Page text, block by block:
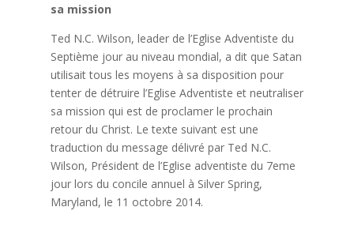
sa mission
Ted N.C. Wilson, leader de l’Eglise Adventiste du
Septième jour au niveau mondial, a dit que Satan
utilisait tous les moyens à sa disposition pour
tenter de détruire l’Eglise Adventiste et neutraliser
sa mission qui est de proclamer le prochain
retour du Christ. Le texte suivant est une
traduction du message délivré par Ted N.C.
Wilson, Président de l’Eglise adventiste du 7eme
jour lors du concile annuel à Silver Spring,
Maryland, le 11 octobre 2014.